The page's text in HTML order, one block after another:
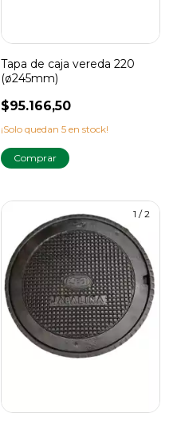
Tapa de caja vereda 220
(ø245mm)
$95.166,50
¡Solo quedan 5 en stock!
1 /2